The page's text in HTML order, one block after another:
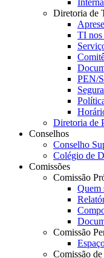
Diretoria de
TI nos
PEN/
Diretoria de
Conselhos
Conselho
Colégio de
Comissões
Comissão
Quem
Comissão
Comissão